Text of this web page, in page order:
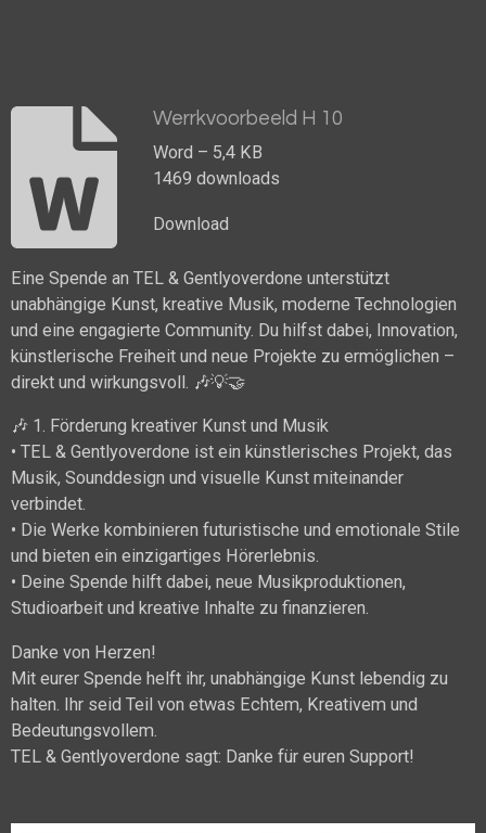
Werrkvoorbeeld H 10
Word – 5,4 KB
1469 downloads
Download
Eine Spende an TEL & Gentlyoverdone unterstützt
unabhängige Kunst, kreative Musik, moderne Technologien
und eine engagierte Community. Du hilfst dabei, Innovation,
künstlerische Freiheit und neue Projekte zu ermöglichen –
direkt und wirkungsvoll. 🎶💡🤝
🎶 1. Förderung kreativer Kunst und Musik
• TEL & Gentlyoverdone ist ein künstlerisches Projekt, das
Musik, Sounddesign und visuelle Kunst miteinander
verbindet.
• Die Werke kombinieren futuristische und emotionale Stile
und bieten ein einzigartiges Hörerlebnis.
• Deine Spende hilft dabei, neue Musikproduktionen,
Studioarbeit und kreative Inhalte zu finanzieren.
Danke von Herzen!
Mit eurer Spende helft ihr, unabhängige Kunst lebendig zu
halten. Ihr seid Teil von etwas Echtem, Kreativem und
Bedeutungsvollem.
TEL & Gentlyoverdone sagt: Danke für euren Support!